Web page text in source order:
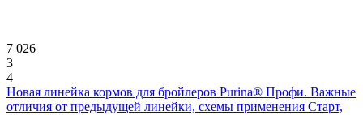
7 026
3
4
Новая линейка кормов для бройлеров Purina® Профи. Важные
отличия от предыдущей линейки, схемы применения Старт,